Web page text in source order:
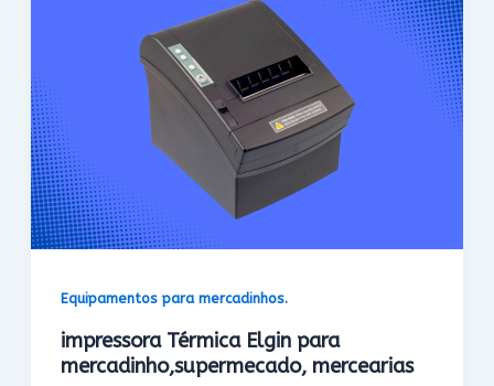
Equipamentos para mercadinhos.
impressora Térmica Elgin para
mercadinho,supermecado, mercearias